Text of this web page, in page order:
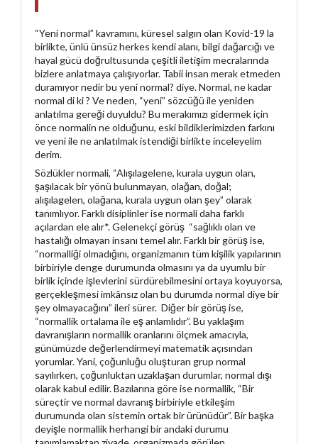
“Yeni normal” kavramını, küresel salgın olan Kovid-19 la
birlikte, ünlü ünsüz herkes kendi alanı, bilgi dağarcığı ve
hayal gücü doğrultusunda çeşitli iletişim mecralarında
bizlere anlatmaya çalışıyorlar. Tabii insan merak etmeden
duramıyor nedir bu yeni normal? diye. Normal, ne kadar
normal di ki ? Ve neden, “yeni” sözcüğü ile yeniden
anlatılma gereği duyuldu? Bu merakımızı gidermek için
önce normalin ne olduğunu, eski bildiklerimizden farkını
ve yeni ile ne anlatılmak istendiği birlikte inceleyelim
derim.
Sözlükler normali, “Alışılagelene, kurala uygun olan,
şaşılacak bir yönü bulunmayan, olağan, doğal;
alışılagelen, olağana, kurala uygun olan şey” olarak
tanımlıyor. Farklı disiplinler ise normali daha farklı
açılardan ele alır*. Gelenekçi görüş “sağlıklı olan ve
hastalığı olmayan insanı temel alır. Farklı bir görüş ise,
“normalliği olmadığını, organizmanın tüm kişilik yapılarının
birbiriyle denge durumunda olmasını ya da uyumlu bir
birlik içinde işlevlerini sürdürebilmesini ortaya koyuyorsa,
gerçekleşmesi imkânsız olan bu durumda normal diye bir
şey olmayacağını” ileri sürer. Diğer bir görüş ise,
“normallik ortalama ile eş anlamlıdır”. Bu yaklaşım
davranışların normallik oranlarını ölçmek amacıyla,
günümüzde değerlendirmeyi matematik açısından
yorumlar. Yani, çoğunluğu oluşturan grup normal
sayılırken, çoğunluktan uzaklaşan durumlar, normal dışı
olarak kabul edilir. Bazılarına göre ise normallik, “Bir
süreçtir ve normal davranış birbiriyle etkileşim
durumunda olan sistemin ortak bir ürünüdür”. Bir başka
deyişle normallik herhangi bir andaki durumu